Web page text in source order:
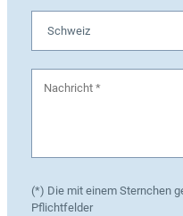
(*) Die mit einem Sternchen
Pflichtfelder